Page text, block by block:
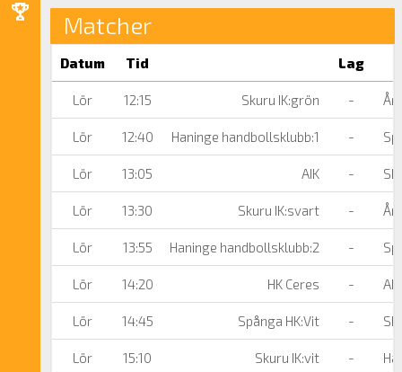
Matcher
Datum Tid Lag
Lör 12:15 Skuru IK:grön -
Lör 12:40 Haninge handbollsklubb:1 -
Lör 13:05 AIK -
Lör 13:30 Skuru IK:svart -
Lör 13:55 Haninge handbollsklubb:2 -
Lör 14:20 HK Ceres -
Lör 14:45 Spånga HK:Vit -
Lör 15:10 Skuru IK:vit -